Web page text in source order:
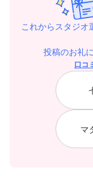
これからスタジオ
投稿のお礼
口コ
マ